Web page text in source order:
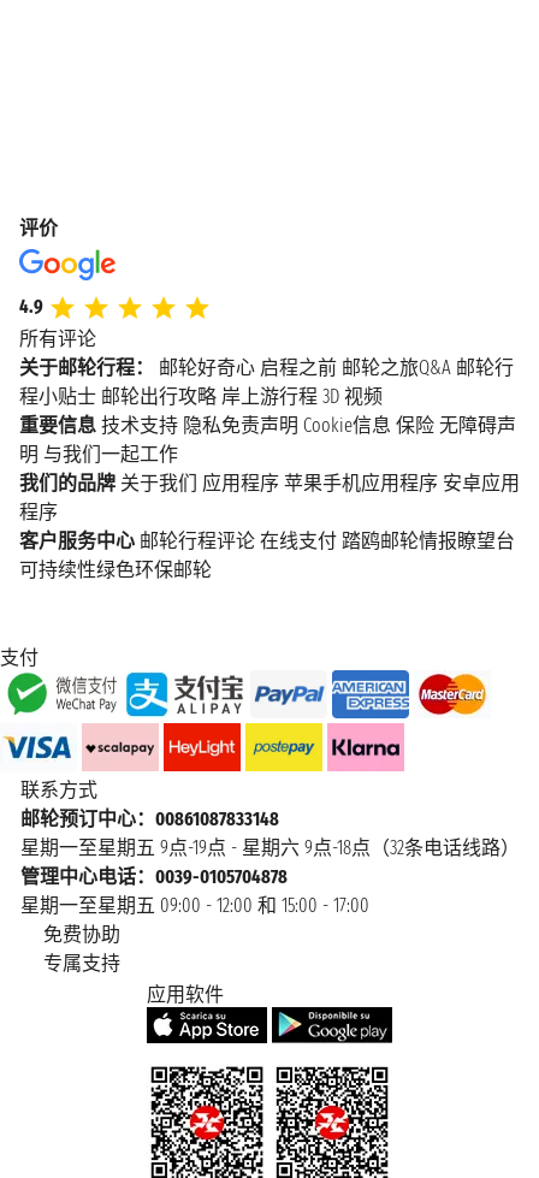
评价
4.9
所有评论
关于邮轮行程：
邮轮好奇心 启程之前 邮轮之旅Q&A 邮轮行
程小贴士 邮轮出行攻略 岸上游行程 3D 视频
重要信息 技术支持 隐私免责声明 Cookie信息 保险 无障碍声
明 与我们一起工作
我们的品牌 关于我们 应用程序 苹果手机应用程序 安卓应用
程序
客户服务中心 邮轮行程评论 在线支付 踏鸥邮轮情报瞭望台
可持续性绿色环保邮轮
支付
联系方式
邮轮预订中心：00861087833148
星期一至星期五 9点-19点 - 星期六 9点-18点（32条电话线路）
管理中心电话：0039-0105704878
星期一至星期五 09:00 - 12:00 和 15:00 - 17:00
免费协助
专属支持
应用软件